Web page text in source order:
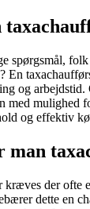
spørgsmål,
En
og arbejdstid.
med mulighed
og effektiv
man
der ofte
dette en